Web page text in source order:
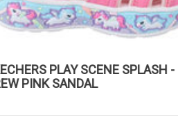
SKECHERS PLAY SCENE
CREW PINK SANDAL